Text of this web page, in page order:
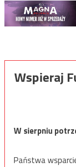
Wspieraj
W sierpniu
Państwa